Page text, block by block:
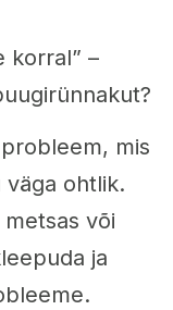
korral” –
mis
ohtlik.
või
ja